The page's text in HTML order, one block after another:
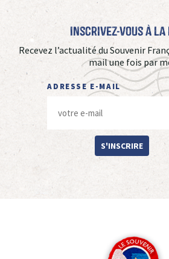
Inscrivez-vous à
Recevez l’actualité du Souvenir
mail une fois par
ADRESSE E-MAIL
S'INSCRIRE